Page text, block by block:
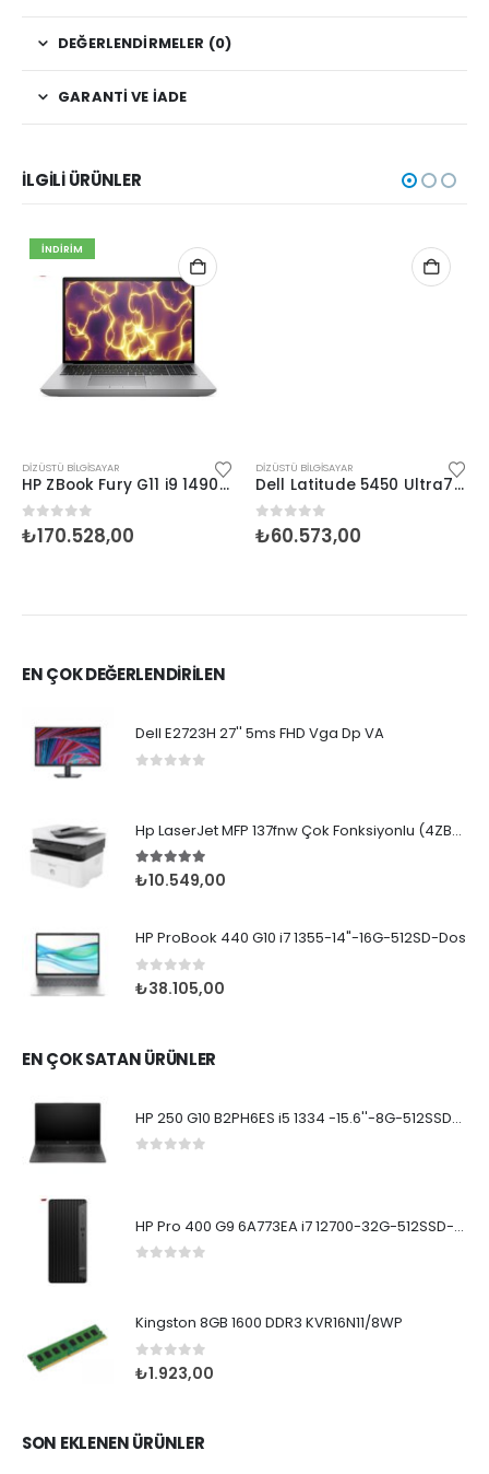
DEĞERLENDIRMELER (0)
GARANTI VE İADE
İLGILI ÜRÜNLER
İNDIRIM
DIZÜSTÜ BILGISAYAR
HP ZBook Fury G11 i9 14900HX-16″-64G-1TSSD-12G-WPr
0 5 üzerinden
₺170.528,00
DIZÜSTÜ BILGISAYAR
Dell Latitude 5450 Ultra7 165H-14”-32G-512SD-Dos
0 5 üzerinden
₺60.573,00
EN ÇOK DEĞERLENDİRİLEN
Dell E2723H 27'' 5ms FHD Vga Dp VA
Hp LaserJet MFP 137fnw Çok Fonksiyonlu (4ZB84A)
5.00 5 üzerinden
₺10.549,00
HP ProBook 440 G10 i7 1355-14"-16G-512SD-Dos
0 5 üzerinden
₺38.105,00
EN ÇOK SATAN ÜRÜNLER
HP 250 G10 B2PH6ES i5 1334 -15.6''-8G-512SSD-Dos
HP Pro 400 G9 6A773EA i7 12700-32G-512SSD-W11Pro
Kingston 8GB 1600 DDR3 KVR16N11/8WP
0 5 üzerinden
₺1.923,00
SON EKLENEN ÜRÜNLER